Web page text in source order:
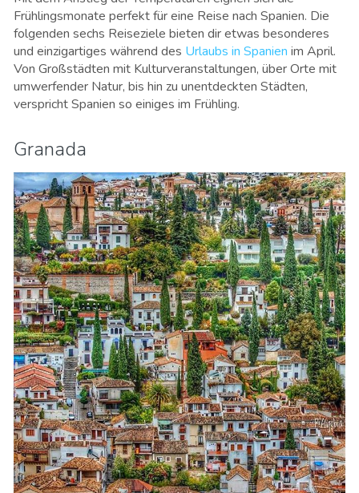
Frühlingsmonate perfekt für eine Reise nach Spanien. Die
folgenden sechs Reiseziele bieten dir etwas besonderes
und einzigartiges während des Urlaubs in Spanien im April.
Von Großstädten mit Kulturveranstaltungen, über Orte mit
umwerfender Natur, bis hin zu unentdeckten Städten,
verspricht Spanien so einiges im Frühling.
Granada